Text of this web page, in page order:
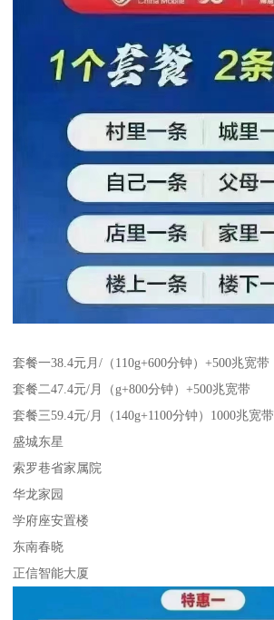
套餐一38.4元月/（110g+600分钟）+500兆宽带
套餐二47.4元/月（g+800分钟）+500兆宽带
套餐三59.4元/月（140g+1100分钟）1000兆宽带
盛城东星
索罗巷省家属院
华龙家园
学府座安置楼
东南春晓
正信智能大厦